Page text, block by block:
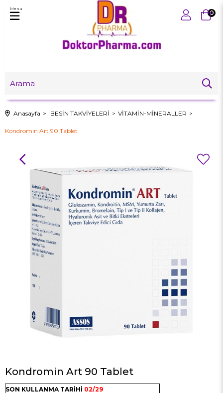
0
Menu
Anasayfa BESİN TAKVİYELERİ VİTAMİN-MİNERALLER
Kondromin Art 90 Tablet
Kondromin Art 90 Tablet
SON KULLANMA TARİHİ 02/29